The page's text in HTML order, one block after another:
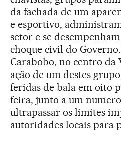
da fachada de um
e esportivo,
setor e se
choque civil do
Carabobo, no centro da
ação de um destes
feridas de bala em oito
feira, junto a um
ultrapassar os limites
autoridades locais para